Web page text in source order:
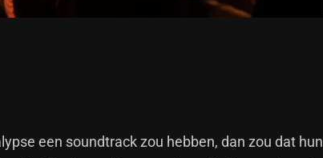
een soundtrack zou hebben, dan zou dat hun